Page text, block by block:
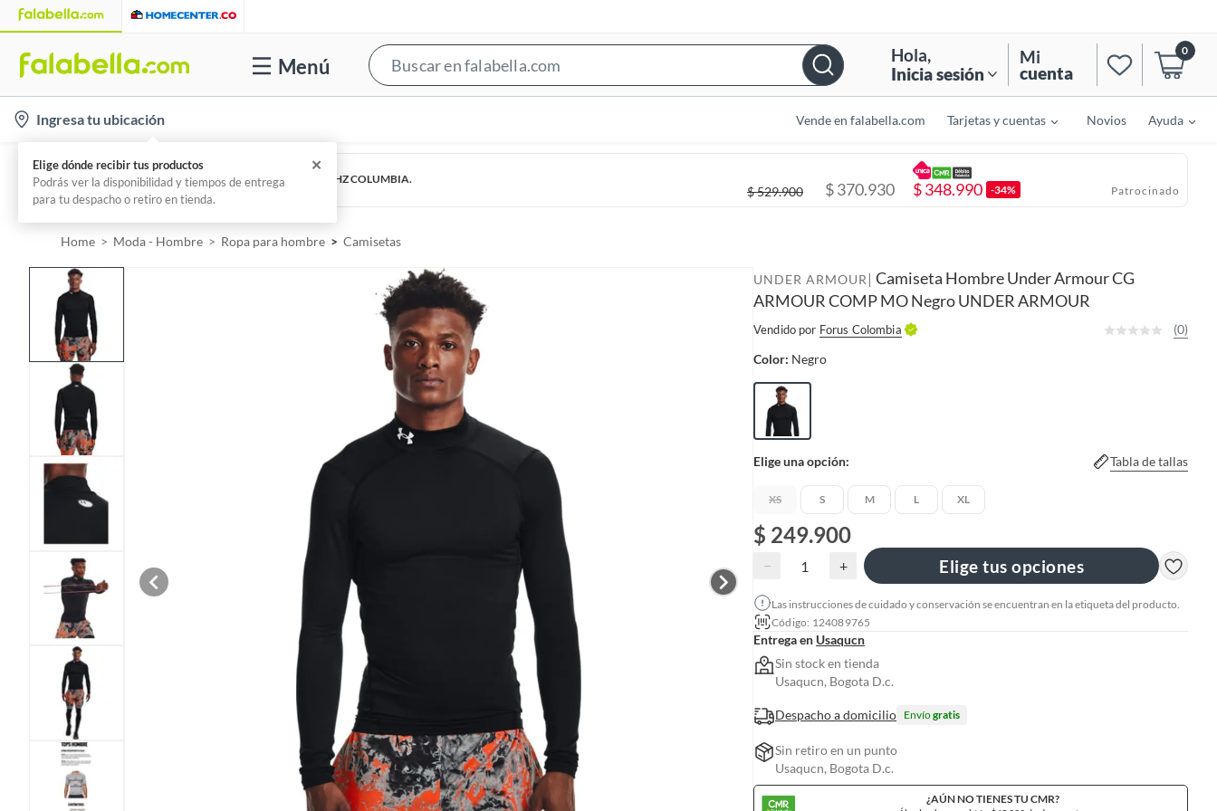
Menú
e
Hola,
Inicia sesión
Mi
cuenta
0
Ingresa tu ubicación Vende en falabella.com Tarjetas y cuentas Novios Ayuda
COLUMBIA
Chaqueta Hombre Watertight™ II Jacket 1533891-UHZ COLUMBIA.
Forus Colombia $529.900 $370.930 $348.990 -34% Patrocinado
Home Moda - Hombre Ropa para hombre Camisetas
UNDER ARMOUR | Camiseta Hombre Under Armour CG
ARMOUR COMP MO Negro UNDER ARMOUR
Vendido por Forus Colombia
(0)
Color: Negro
Elige una opción: Tabla de tallas
XS S M L XL
$ 249.900
− + Elige tus opciones
Las instrucciones de cuidado y conservación se encuentran en la etiqueta del producto.
Código: 124089765
Entrega en Usaqucn
Sin stock en tienda
Usaqucn, Bogota D.c.
Despacho a domicilio Envíogratis
Sin retiro en un punto
Usaqucn, Bogota D.c.
¿AÚN NO TIENES TU CMR?